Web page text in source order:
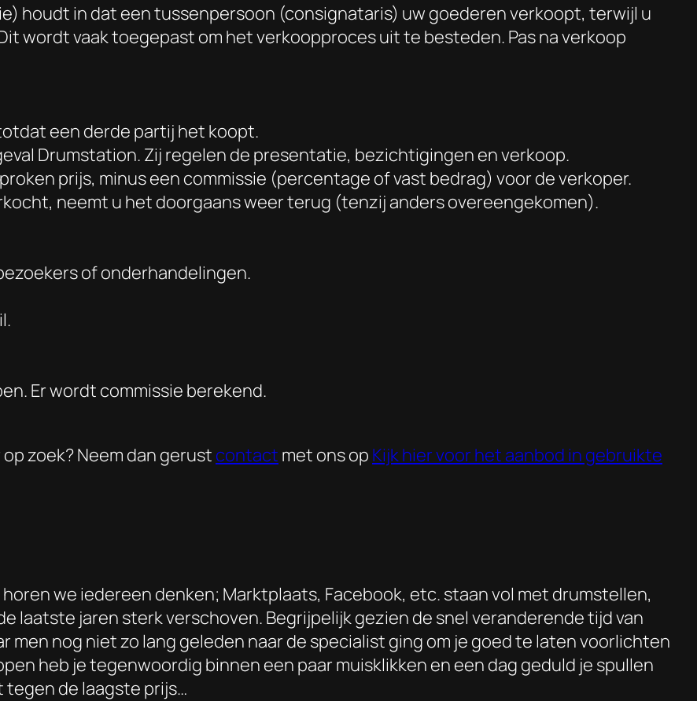
houdt in dat een tussenpersoon (consignataris) uw goederen verkoopt, terwijl u
wordt vaak toegepast om het verkoopproces uit te besteden. Pas na verkoop
een derde partij het koopt.
Drumstation. Zij regelen de presentatie, bezichtigingen en verkoop.
prijs, minus een commissie (percentage of vast bedrag) voor de verkoper.
neemt u het doorgaans weer terug (tenzij anders overeengekomen).
of onderhandelingen.
Er wordt commissie berekend.
zoek? Neem dan gerust contact met ons op Kijk hier voor het aanbod in gebruikte
we iedereen denken; Marktplaats, Facebook, etc. staan vol met drumstellen,
laatste jaren sterk verschoven. Begrijpelijk gezien de snel veranderende tijd van
men nog niet zo lang geleden naar de specialist ging om je goed te laten voorlichten
heb je tegenwoordig binnen een paar muisklikken en een dag geduld je spullen
tegen de laagste prijs…